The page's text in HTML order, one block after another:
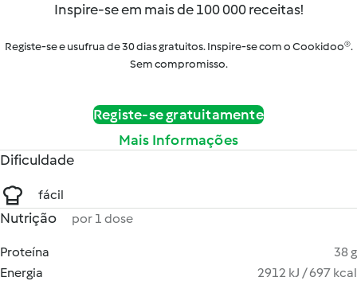
Inspire-se em mais de 100 000 receitas!
Registe-se e usufrua de 30 dias gratuitos. Inspire-se com o Cookidoo®.
Sem compromisso.
Registe-se gratuitamente
Mais Informações
Dificuldade
fácil
Nutrição por 1 dose
Proteína
38 g
Energia
2912 kJ / 697 kcal